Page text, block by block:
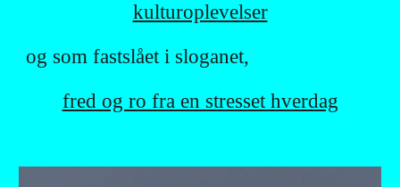
kulturoplevelser
og som fastslået i sloganet,
fred og ro fra en stresset hverdag